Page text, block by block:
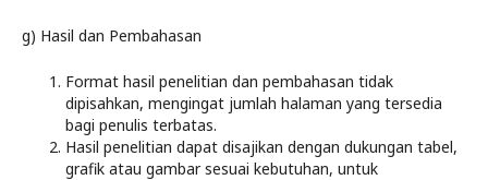
g) Hasil dan Pembahasan
Format hasil penelitian dan pembahasan tidak
dipisahkan, mengingat jumlah halaman yang tersedia
bagi penulis terbatas.
Hasil penelitian dapat disajikan dengan dukungan tabel,
grafik atau gambar sesuai kebutuhan, untuk